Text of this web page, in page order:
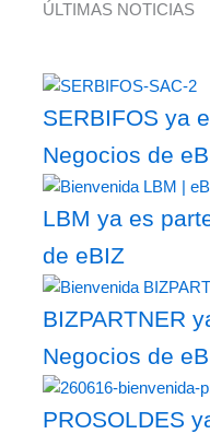
ÚLTIMAS NOTICIAS
SERBIFOS ya
Negocios de
LBM ya es
de eBIZ
BIZPARTNER
Negocios de
PROSOLDES